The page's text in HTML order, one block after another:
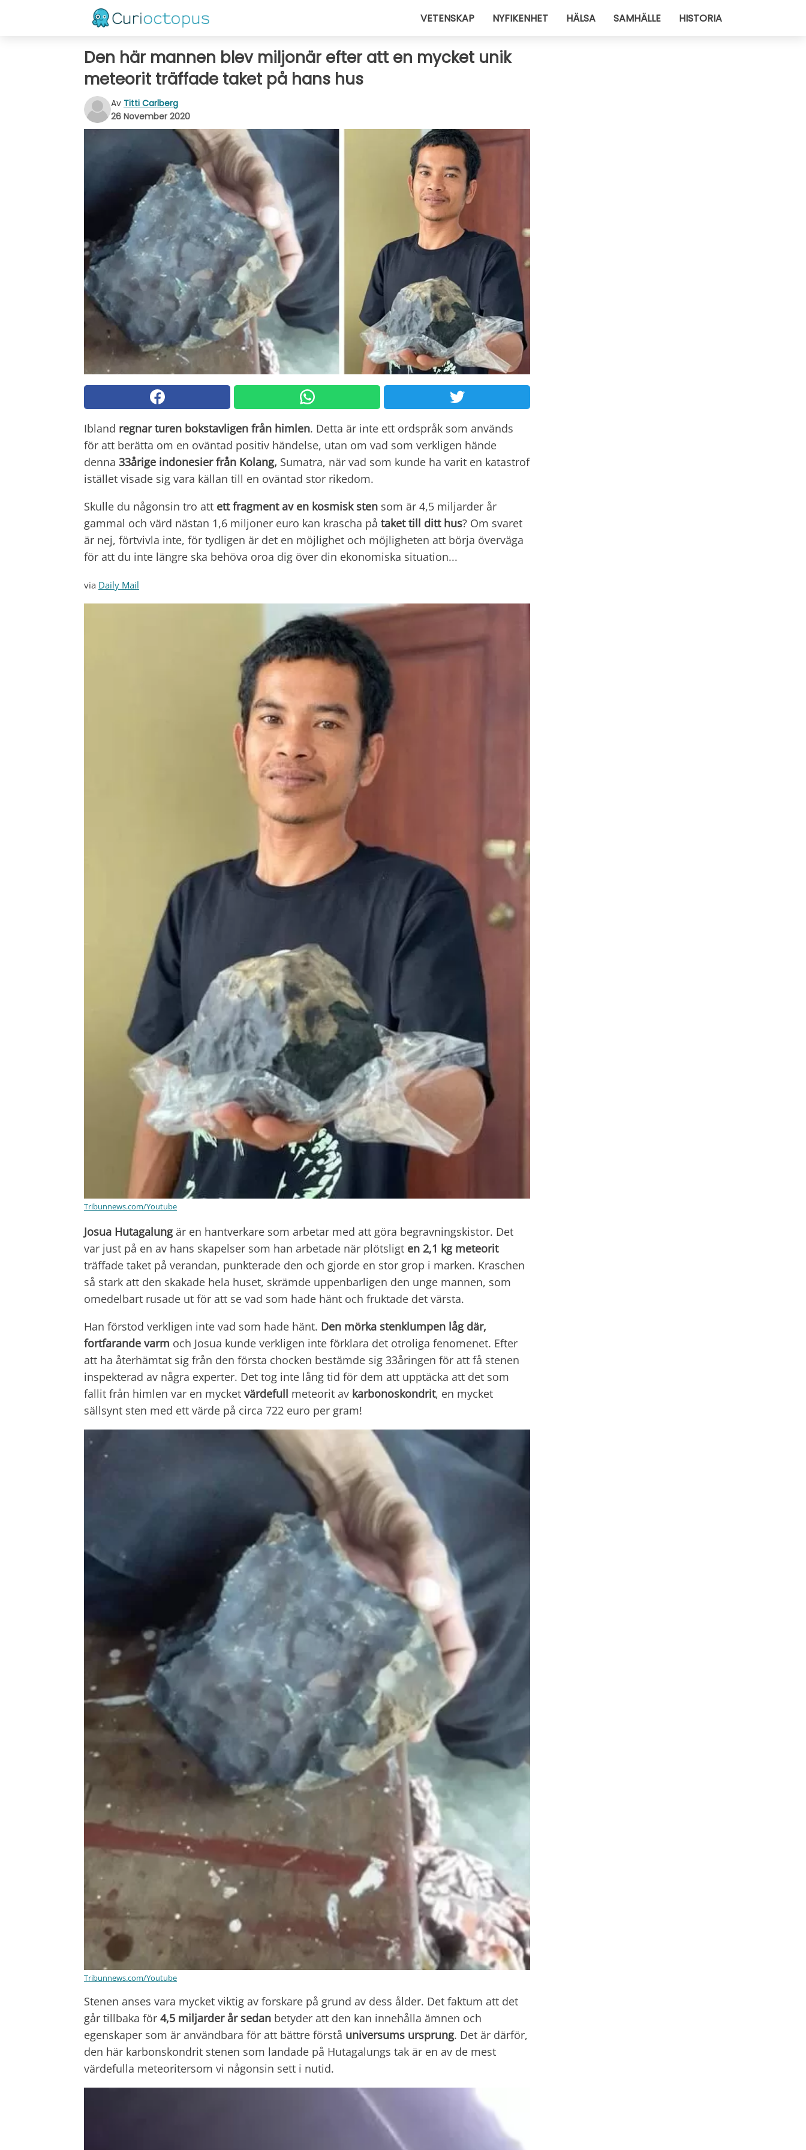
VETENSKAP NYFIKENHET HÄLSA SAMHÄLLE HISTORIA
Den här mannen blev miljonär efter att en mycket unik
meteorit träffade taket på hans hus
Av Titti Carlberg
26 November 2020
Ibland regnar turen bokstavligen från himlen. Detta är inte ett ordspråk som används
för att berätta om en oväntad positiv händelse, utan om vad som verkligen hände
denna 33årige indonesier från Kolang, Sumatra, när vad som kunde ha varit en katastrof
istället visade sig vara källan till en oväntad stor rikedom.
Skulle du någonsin tro att ett fragment av en kosmisk sten som är 4,5 miljarder år
gammal och värd nästan 1,6 miljoner euro kan krascha på taket till ditt hus? Om svaret
är nej, förtvivla inte, för tydligen är det en möjlighet och möjligheten att börja överväga
för att du inte längre ska behöva oroa dig över din ekonomiska situation...
via Daily Mail
Tribunnews.com/Youtube
Josua Hutagalungär en hantverkare som arbetar med att göra begravningskistor. Det
var just på en av hans skapelser som han arbetade när plötsligt en 2,1 kg meteorit
träffade taket på verandan, punkterade den och gjorde en stor grop i marken. Kraschen
så stark att den skakade hela huset, skrämde uppenbarligen den unge mannen, som
omedelbart rusade ut för att se vad som hade hänt och fruktade det värsta.
Han förstod verkligen inte vad som hade hänt. Den mörka stenklumpen låg där,
fortfarande varm och Josua kunde verkligen inte förklara det otroliga fenomenet. Efter
att ha återhämtat sig från den första chocken bestämde sig 33åringen för att få stenen
inspekterad av några experter. Det tog inte lång tid för dem att upptäcka att det som
fallit från himlen var en mycket värdefull meteorit av karbonoskondrit, en mycket
sällsynt sten med ett värde på circa 722 euro per gram!
Tribunnews.com/Youtube
Stenen anses vara mycket viktig av forskare på grund av dess ålder. Det faktum att det
går tillbaka för 4,5 miljarder år sedan betyder att den kan innehålla ämnen och
egenskaper som är användbara för att bättre förstå universums ursprung. Det är därför,
den här karbonskondrit stenen som landade på Hutagalungs tak är en av de mest
värdefulla meteoritersom vi någonsin sett i nutid.